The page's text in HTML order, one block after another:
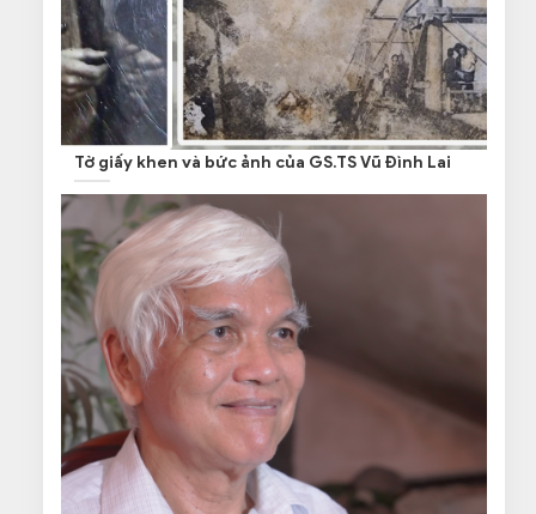
Tờ giấy khen và bức ảnh của GS.TS Vũ Đình Lai